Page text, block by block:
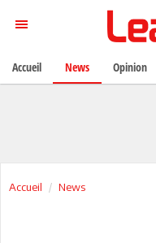
Accueil News
Accueil News Opinion